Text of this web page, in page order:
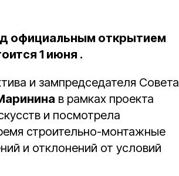
официальным открытием
1 июня .
и зампредседателя Совета
в рамках проекта
и посмотрела
строительно-монтажные
и отклонений от условий